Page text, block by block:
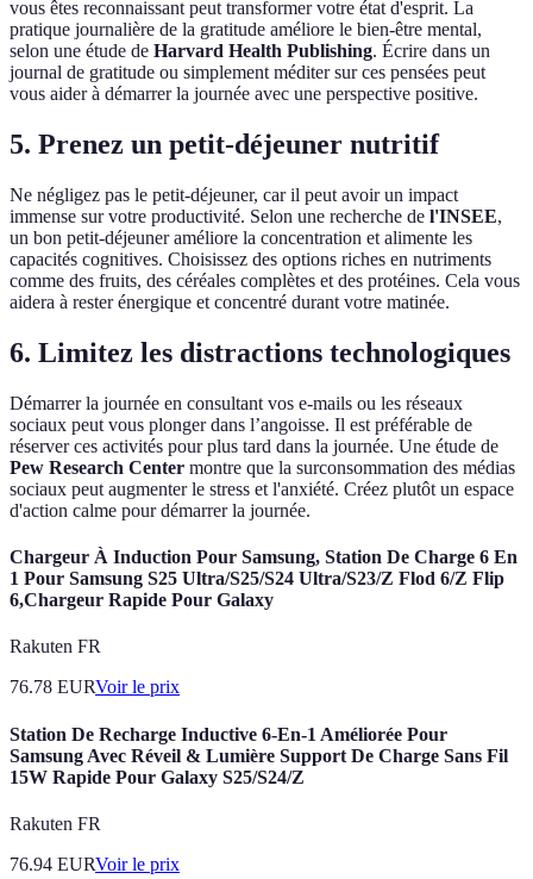
vous êtes reconnaissant peut transformer votre état d'esprit. La
pratique journalière de la gratitude améliore le bien-être mental,
selon une étude de Harvard Health Publishing. Écrire dans un
journal de gratitude ou simplement méditer sur ces pensées peut
vous aider à démarrer la journée avec une perspective positive.
5. Prenez un petit-déjeuner nutritif
Ne négligez pas le petit-déjeuner, car il peut avoir un impact
immense sur votre productivité. Selon une recherche de l'INSEE,
un bon petit-déjeuner améliore la concentration et alimente les
capacités cognitives. Choisissez des options riches en nutriments
comme des fruits, des céréales complètes et des protéines. Cela vous
aidera à rester énergique et concentré durant votre matinée.
6. Limitez les distractions technologiques
Démarrer la journée en consultant vos e-mails ou les réseaux
sociaux peut vous plonger dans l’angoisse. Il est préférable de
réserver ces activités pour plus tard dans la journée. Une étude de
Pew Research Center montre que la surconsommation des médias
sociaux peut augmenter le stress et l'anxiété. Créez plutôt un espace
d'action calme pour démarrer la journée.
Chargeur À Induction Pour Samsung, Station De Charge 6 En
1 Pour Samsung S25 Ultra/S25/S24 Ultra/S23/Z Flod 6/Z Flip
6,Chargeur Rapide Pour Galaxy
Rakuten FR
76.78 EURVoir le prix
Station De Recharge Inductive 6-En-1 Améliorée Pour
Samsung Avec Réveil & Lumière Support De Charge Sans Fil
15W Rapide Pour Galaxy S25/S24/Z
Rakuten FR
76.94 EURVoir le prix